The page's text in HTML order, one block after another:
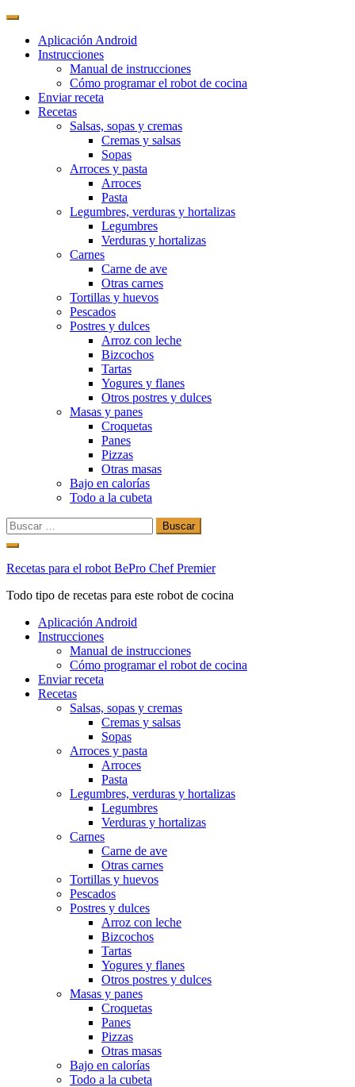
Aplicación Android
Instrucciones
Manual de instrucciones
Cómo programar el robot de cocina
Enviar receta
Recetas
Salsas, sopas y cremas
Cremas y salsas
Sopas
Arroces y pasta
Arroces
Pasta
Legumbres, verduras y hortalizas
Legumbres
Verduras y hortalizas
Carnes
Carne de ave
Otras carnes
Tortillas y huevos
Pescados
Postres y dulces
Arroz con leche
Bizcochos
Tartas
Yogures y flanes
Otros postres y dulces
Masas y panes
Croquetas
Panes
Pizzas
Otras masas
Bajo en calorías
Todo a la cubeta
Buscar:
Ir
contenido
Recetas para el robot BePro Chef Premier
Todo tipo de recetas para este robot de cocina
Aplicación Android
Instrucciones
Manual de instrucciones
Cómo programar el robot de cocina
Enviar receta
Recetas
Salsas, sopas y cremas
Cremas y salsas
Sopas
Arroces y pasta
Arroces
Pasta
Legumbres, verduras y hortalizas
Legumbres
Verduras y hortalizas
Carnes
Carne de ave
Otras carnes
Tortillas y huevos
Pescados
Postres y dulces
Arroz con leche
Bizcochos
Tartas
Yogures y flanes
Otros postres y dulces
Masas y panes
Croquetas
Panes
Pizzas
Otras masas
Bajo en calorías
Todo a la cubeta